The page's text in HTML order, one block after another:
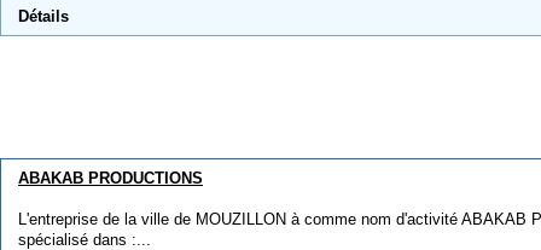
Détails
ABAKAB PRODUCTIONS
L'entreprise de la ville de MOUZILLON à comme nom d'activité ABAKAB
spécialisé dans :...